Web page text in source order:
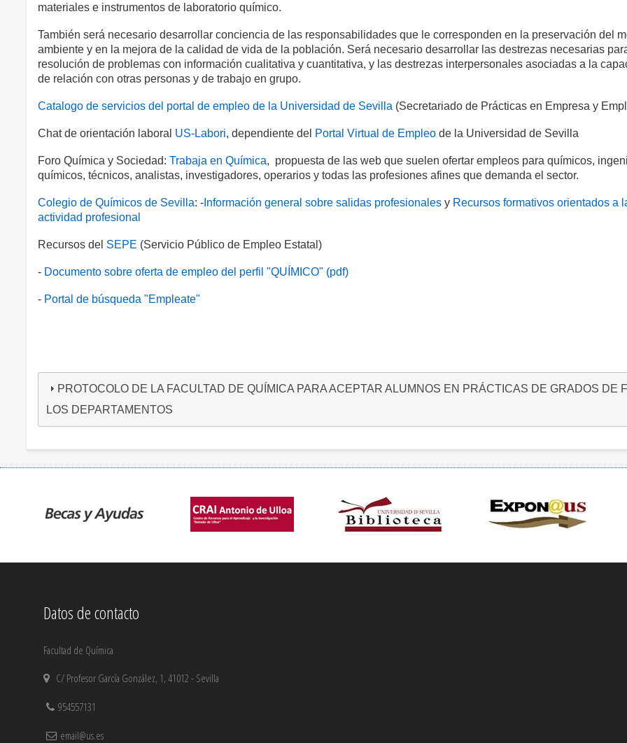
materiales e instrumentos de laboratorio químico.
También será necesario desarrollar conciencia de las responsabilidades que le corresponden en la preservación del
ambiente y en la mejora de la calidad de vida de la población. Será necesario desarrollar las destrezas necesarias
resolución de problemas con información cualitativa y cuantitativa, y las destrezas interpersonales asociadas a la
de relación con otras personas y de trabajo en grupo.
Catalogo de servicios del portal de empleo de la Universidad de Sevilla (Secretariado de Prácticas en Empresa y
Chat de orientación laboral US-Labori, dependiente del Portal Virtual de Empleo de la Universidad de Sevilla
Foro Química y Sociedad: Trabaja en Química, propuesta de las web que suelen ofertar empleos para químicos,
químicos, técnicos, analistas, investigadores, operarios y todas las profesiones afines que demanda el sector.
Colegio de Químicos de Sevilla: - Información general sobre salidas profesionales y Recursos formativos orientados a
actividad profesional
Recursos del SEPE (Servicio Público de Empleo Estatal)
- Documento sobre oferta de empleo del perfil "QUÍMICO" (pdf)
- Portal de búsqueda "Empleate"
PROTOCOLO DE LA FACULTAD DE QUÍMICA PARA ACEPTAR ALUMNOS EN PRÁCTICAS DE GRADOS DE
LOS DEPARTAMENTOS
Datos de contacto
Facultad de Química
C/ Profesor García González, 1, 41012 - Sevilla
954557131
email@us.es